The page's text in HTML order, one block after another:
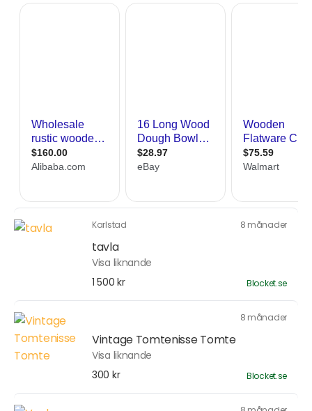
Karlstad 8 månader
tavla
Visa liknande
1 500 kr
Blocket.se
8 månader
Vintage Tomtenisse Tomte
Visa liknande
300 kr
Blocket.se